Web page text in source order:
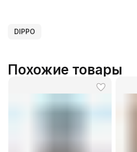
DIPPO
Похожие товары